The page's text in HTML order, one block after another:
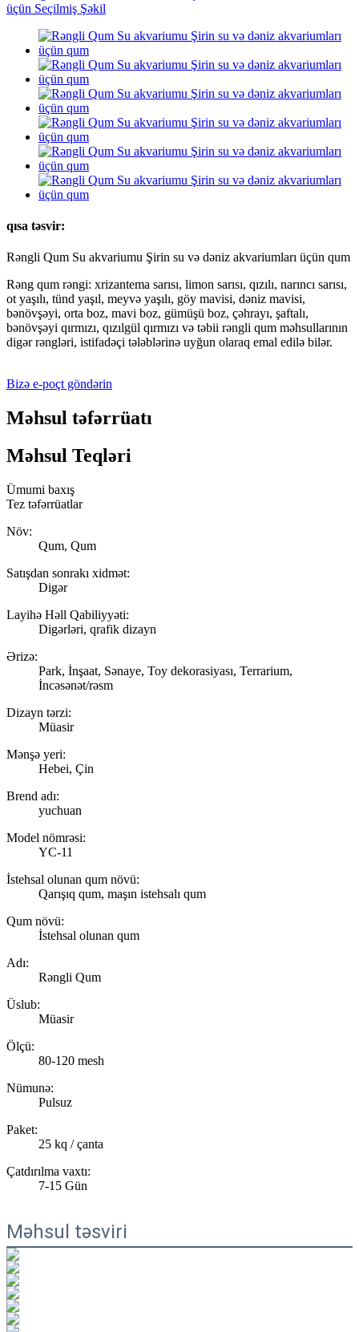
qısa təsvir:
Rəngli Qum Su akvariumu Şirin su və dəniz akvariumları üçün qum
Rəng qum rəngi: xrizantema sarısı, limon sarısı, qızılı, narıncı sarısı,
ot yaşılı, tünd yaşıl, meyvə yaşılı, göy mavisi, dəniz mavisi,
bənövşəyi, orta boz, mavi boz, gümüşü boz, çəhrayı, şaftalı,
bənövşəyi qırmızı, qızılgül qırmızı və təbii rəngli qum məhsullarının
digər rəngləri, istifadəçi tələblərinə uyğun olaraq emal edilə bilər.
Bizə e-poçt göndərin
Məhsul təfərrüatı
Məhsul Teqləri
Ümumi baxış
Tez təfərrüatlar
Növ:
Qum, Qum
Satışdan sonrakı xidmət:
Digər
Layihə Həll Qabiliyyəti:
Digərləri, qrafik dizayn
Ərizə:
Park, İnşaat, Sənaye, Toy dekorasiyası, Terrarium,
İncəsənət/rəsm
Dizayn tərzi:
Müasir
Mənşə yeri:
Hebei, Çin
Brend adı:
yuchuan
Model nömrəsi:
YC-11
İstehsal olunan qum növü:
Qarışıq qum, maşın istehsalı qum
Qum növü:
İstehsal olunan qum
Adı:
Rəngli Qum
Üslub:
Müasir
Ölçü:
80-120 mesh
Nümunə:
Pulsuz
Paket:
25 kq / çanta
Çatdırılma vaxtı:
7-15 Gün
Məhsul təsviri